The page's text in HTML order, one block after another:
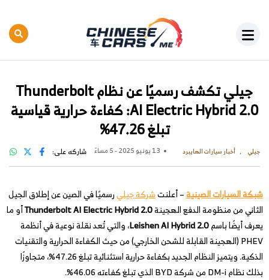
جيلي تكشف رسميًا عن نظام Thunderbolt
AI Electric Hybrid 2.0: كفاءة حرارية قياسية
تبلغ 47.26%
جيلي أخبار سيارات الهايبرد 13 يونيو 2025 - 5 مساءً شاركه على:
شبكة السيارات الصينية– أعلنتشركة جيليرسميًا في الصين عن إطلاق الجيل
الثاني من منظومة الدفع الهجينةThunderbolt AI Electric Hybrid 2.0أو ما
يعرف أيضًا باسمLeishen AI Hybrid 2.0، والتي تُعد نقلة نوعية في أنظمة
PHEV (الهجينة القابلة للشحن الخارجي) من حيث الكفاءة الحرارية والتقنيات
الذكية. ويتميز النظام الجديد بكفاءة حرارية استثنائية تبلغ 47.26%، متجاوزًا
بذلك نظام DM-i من شركة BYD الذي تبلغ كفاءته 46.06%.